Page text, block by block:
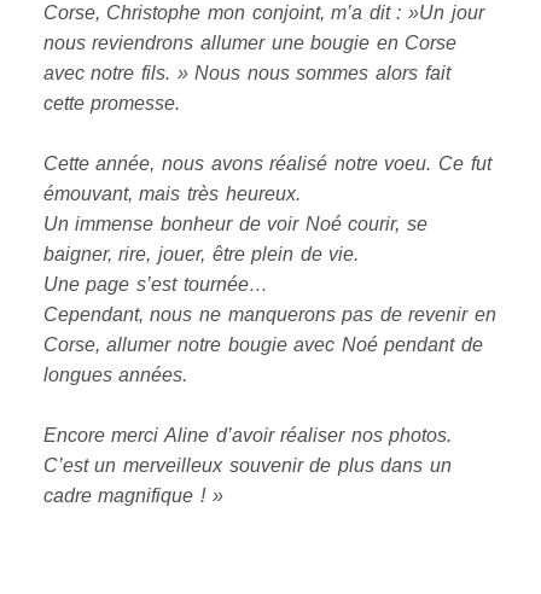
Corse, Christophe mon conjoint, m’a dit : »Un jour
nous reviendrons allumer une bougie en Corse
avec notre fils. » Nous nous sommes alors fait
cette promesse.
Cette année, nous avons réalisé notre voeu. Ce fut
émouvant, mais très heureux.
Un immense bonheur de voir Noé courir, se
baigner, rire, jouer, être plein de vie.
Une page s’est tournée…
Cependant, nous ne manquerons pas de revenir en
Corse, allumer notre bougie avec Noé pendant de
longues années.
Encore merci Aline d’avoir réaliser nos photos.
C’est un merveilleux souvenir de plus dans un
cadre magnifique ! »